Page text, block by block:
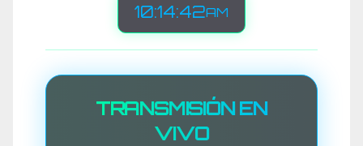
10:14:45AM
TRANSMISIÓN EN
VIVO